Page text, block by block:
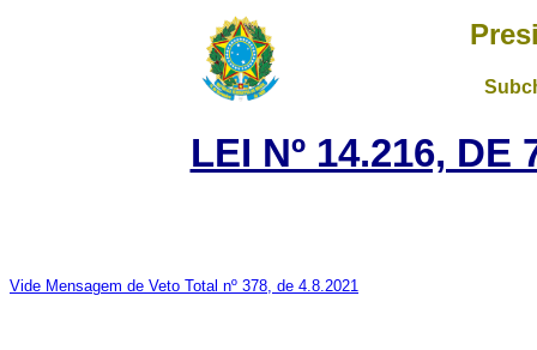
LEI Nº 14.216, DE
Vide Mensagem de Veto Total nº 378, de 4.8.2021